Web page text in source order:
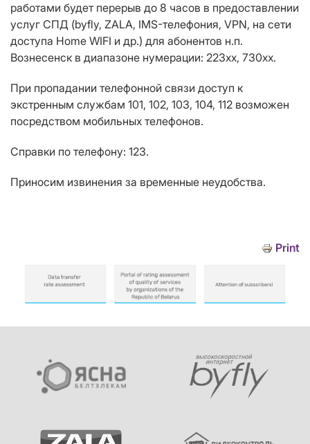
работами будет перерыв до 8 часов в предоставлении
услуг СПД (byfly, ZALA, IMS-телефония, VPN, на сети
доступа Home WIFI и др.) для абонентов н.п.
Вознесенск в диапазоне нумерации: 223хх, 730хх.
При пропадании телефонной связи доступ к
экстренным службам 101, 102, 103, 104, 112 возможен
посредством мобильных телефонов.
Справки по телефону: 123.
Приносим извинения за временные неудобства.
Print